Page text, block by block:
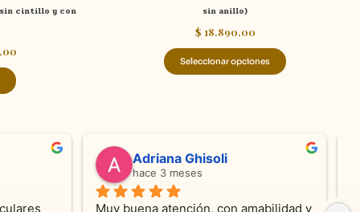
cintillo y con
sin anillo)
$ 18.890,00
Seleccionar opciones
KV
valentina silva
hace 5 meses
Muy linda atención, me encanta!!!Es la